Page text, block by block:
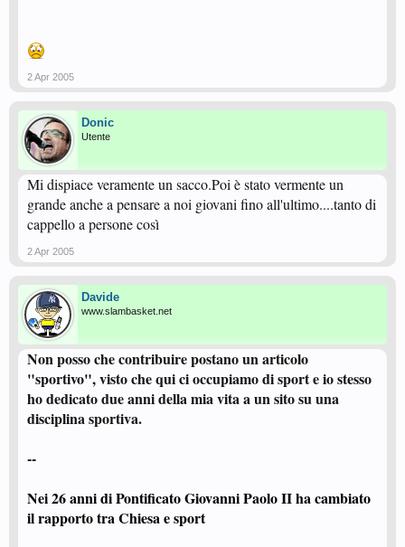
2 Apr 2005
Donic
Utente
Mi dispiace veramente un sacco.Poi è stato vermente un
grande anche a pensare a noi giovani fino all'ultimo....tanto di
cappello a persone così
2 Apr 2005
Davide
www.slambasket.net
Non posso che contribuire postano un articolo
"sportivo", visto che qui ci occupiamo di sport e io stesso
ho dedicato due anni della mia vita a un sito su una
disciplina sportiva.
--
Nei 26 anni di Pontificato Giovanni Paolo II ha cambiato
il rapporto tra Chiesa e sport